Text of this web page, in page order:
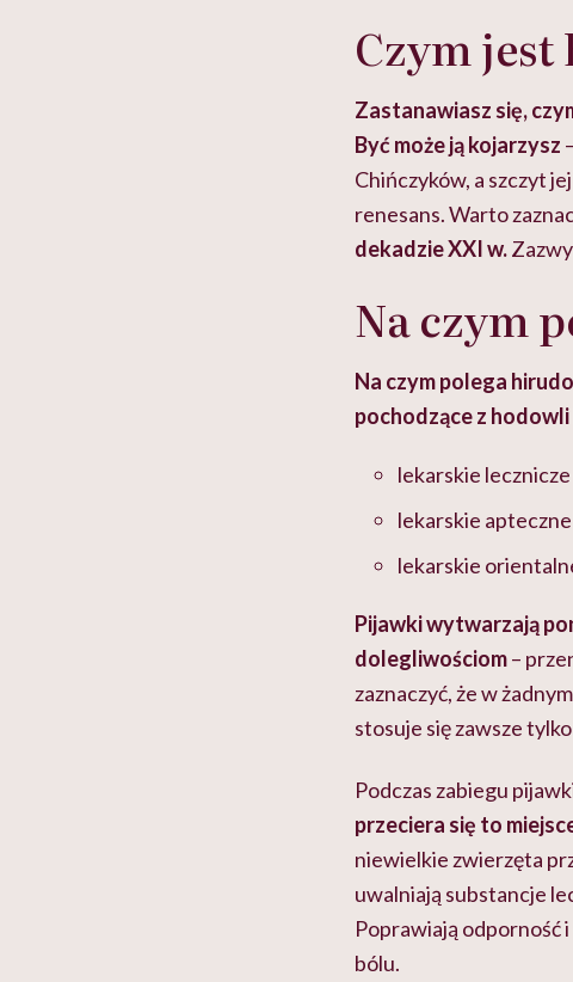
Czym
Zastanawiasz się,
Być może ją kojarzysz
Chińczyków, a szczyt
renesans. Warto
dekadzie XXI w.
Na czym
Na czym polega
pochodzące z
lekarskie lecznicze
lekarskie apteczne
lekarskie
Pijawki wytwarzają
dolegliwościom–
zaznaczyć, że w
stosuje się zawsze
Podczas zabiegu
przeciera się to
niewielkie zwierzęta
uwalniają substancje
Poprawiają odporność
bólu.